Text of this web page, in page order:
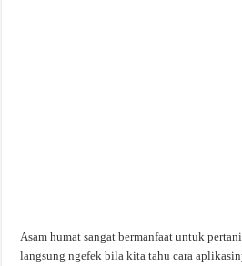
Asam humat sangat bermanfaat untuk
langsung ngefek bila kita tahu cara